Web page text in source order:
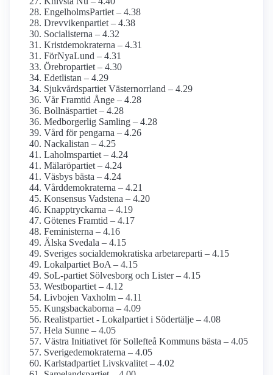
EngelholmsPartiet – 4.38
Drevvikenpartiet – 4.38
Socialisterna – 4.32
Kristdemokraterna – 4.31
FörNyaLund – 4.31
Örebropartiet – 4.30
Edetlistan – 4.29
Sjukvårdspartiet Västernorrland – 4.29
Vår Framtid Ånge – 4.28
Bollnäspartiet – 4.28
Medborgerlig Samling – 4.28
Vård för pengarna – 4.26
Nackalistan – 4.25
Laholmspartiet – 4.24
Mälaröpartiet – 4.24
Väsbys bästa – 4.24
Vårddemokraterna – 4.21
Konsensus Vadstena – 4.20
Knapptryckarna – 4.19
Götenes Framtid – 4.17
Feministerna – 4.16
Älska Svedala – 4.15
Sveriges social­demokratiska arbetareparti – 4.15
Lokalpartiet BoA – 4.15
SoL-partiet Sölvesborg och Lister – 4.15
Westbopartiet – 4.12
Livbojen Vaxholm – 4.11
Kungsbackaborna – 4.09
Realistpartiet - Lokalpartiet i Södertälje – 4.08
Hela Sunne – 4.05
Västra Initiativet för Sollefteå Kommuns bästa – 4.05
Sverige­demokraterna – 4.05
Karlstadpartiet Livskvalitet – 4.02